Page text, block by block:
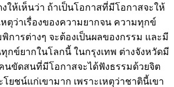
ให้เห็นว่า ถ้าเป็นโอกาสที่มีโอกาสจะให้
ตุว่าเรื่องของความยากจน ความทุกข์
การต่างๆ จะต้องเป็นผลของกรรม และมี
กข์ยากในโลกนี้ ในกรุงเทพ ต่างจังหวัดมี
นขัดสนที่มีโอกาสจะได้ฟังธรรมด้วยจิต
ยชน์แก่เขามาก เพราะเหตุว่าชาตินี้เขา